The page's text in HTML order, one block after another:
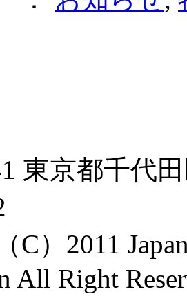
東京都千代
C）2011
All Right